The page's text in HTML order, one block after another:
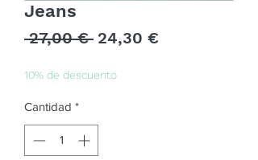
Jeans
27,00 € Precio
24,30 €Precio
10% de descuento
Cantidad *